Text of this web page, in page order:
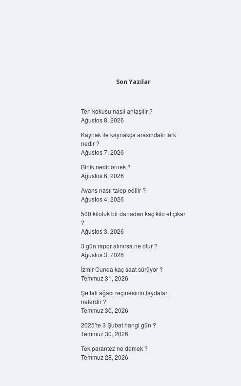
Son Yazılar
Ten kokusu nasıl anlaşılır ?
Ağustos 8, 2026
Kaynak ile kaynakça arasındaki fark
nedir ?
Ağustos 7, 2026
Birlik nedir örnek ?
Ağustos 6, 2026
Avans nasıl talep edilir ?
Ağustos 4, 2026
500 kiloluk bir danadan kaç kilo et çıkar
?
Ağustos 3, 2026
3 gün rapor alınırsa ne olur ?
Ağustos 3, 2026
İzmir Cunda kaç saat sürüyor ?
Temmuz 31, 2026
Şeftali ağacı reçinesinin faydaları
nelerdir ?
Temmuz 30, 2026
2025’te 3 Şubat hangi gün ?
Temmuz 30, 2026
Tek parantez ne demek ?
Temmuz 28, 2026